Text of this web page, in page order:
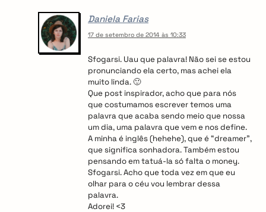
Daniela Farias
17 de setembro de 2014 às 10:33
Sfogarsi. Uau que palavra! Não sei se estou
pronunciando ela certo, mas achei ela
muito linda. 🙂
Que post inspirador, acho que para nós
que costumamos escrever temos uma
palavra que acaba sendo meio que nossa
um dia, uma palavra que vem e nos define.
A minha é inglês (hehehe), que é “dreamer”,
que significa sonhadora. Também estou
pensando em tatuá-la só falta o money.
Sfogarsi. Acho que toda vez em que eu
olhar para o céu vou lembrar dessa
palavra.
Adorei! <3